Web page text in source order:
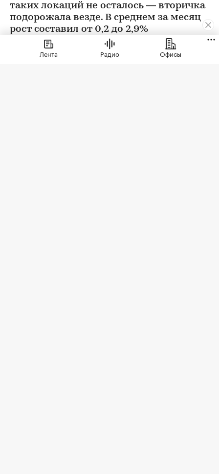
таких локаций не осталось — вторичка
подорожала везде. В среднем за месяц
рост составил от 0,2 до 2,9%
Лента Радио Офисы